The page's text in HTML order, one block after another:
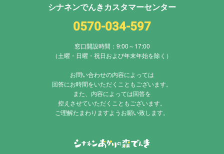
シナネンでんきカスタマーセンター
0570-034-597
窓口開設時間：9:00～17:00
（土曜・日曜・祝日および年末年始を除く）
お問い合わせの内容によっては
回答にお時間をいただくこともございます。
また、内容によっては回答を
控えさせていただくこともございます。
ご理解たまわりますようお願い致します。